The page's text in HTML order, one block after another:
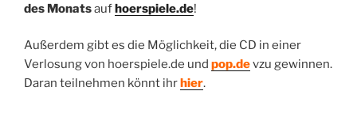
des Monatsaufhoerspiele.de!
Außerdem gibt es die Möglichkeit, die CD in einer
Verlosung von hoerspiele.de und pop.devzu gewinnen.
Daran teilnehmen könnt ihrhier.